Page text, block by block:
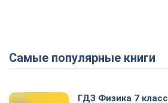
Самые популярные книги
ГДЗ Физика 7 класс